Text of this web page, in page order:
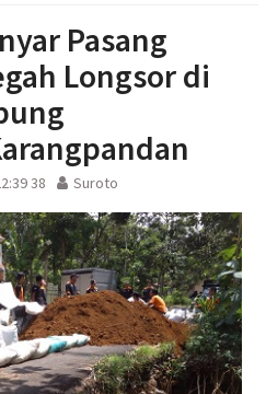
Pasang
Longsor di
38 Suroto